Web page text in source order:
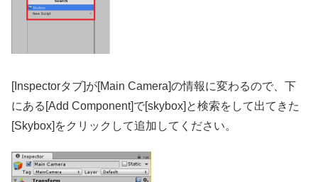
[Inspectorタブ]が[Main Camera]の情報に変わるので、下
にある[Add Component]で[skybox]と検索をして出てきた
[Skybox]をクリックして追加してください。